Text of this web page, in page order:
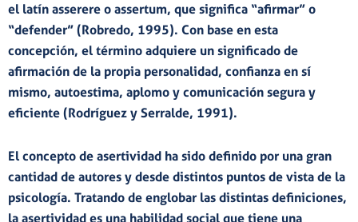
el latín asserere o assertum, que significa “afirmar” o
“defender” (Robredo, 1995). Con base en esta
concepción, el término adquiere un significado de
afirmación de la propia personalidad, confianza en sí
mismo, autoestima, aplomo y comunicación segura y
eficiente (Rodríguez y Serralde, 1991).
El concepto de asertividad ha sido definido por una gran
cantidad de autores y desde distintos puntos de vista de la
psicología. Tratando de englobar las distintas definiciones,
la asertividad es una habilidad social que tiene una